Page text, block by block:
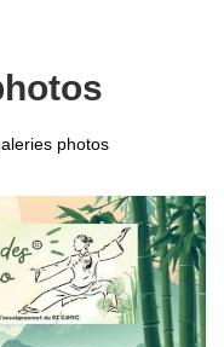
photos
22 mars 2026